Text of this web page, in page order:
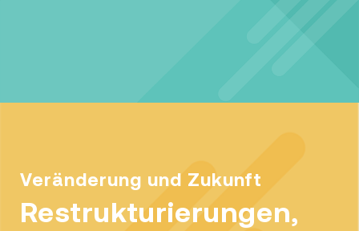
Veränderung und Zukunft
Restrukturierungen,